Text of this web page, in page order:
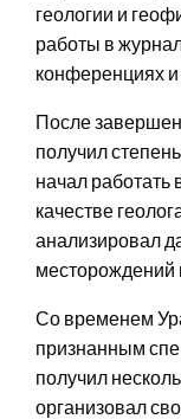
геологии и
работы в
конференциях
После
получил
начал работать
качестве
анализировал
месторождений
Со временем
признанным
получил
организовал